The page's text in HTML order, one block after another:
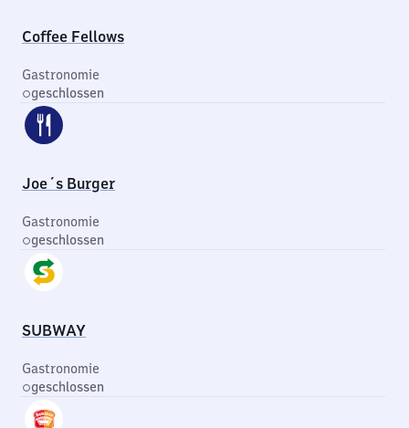
Coffee Fellows
Gastronomie
geschlossen
Joe´s Burger
Gastronomie
geschlossen
SUBWAY
Gastronomie
geschlossen